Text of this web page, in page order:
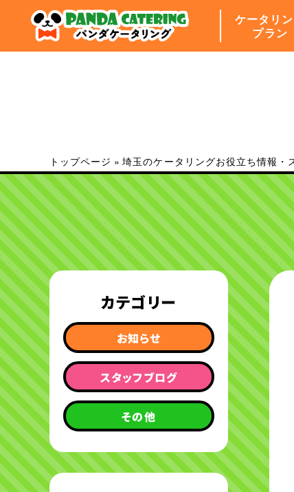
ケータリ
プラン
トップページ »埼玉のケータリングお役立ち情報・
カテゴリー
お知らせ
スタッフブログ
その他